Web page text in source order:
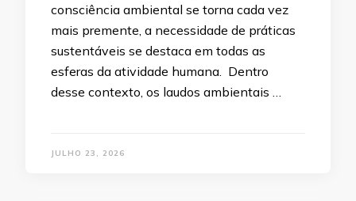
consciência ambiental se torna cada vez
mais premente, a necessidade de práticas
sustentáveis se destaca em todas as
esferas da atividade humana. Dentro
desse contexto, os laudos ambientais …
JULHO 23, 2026